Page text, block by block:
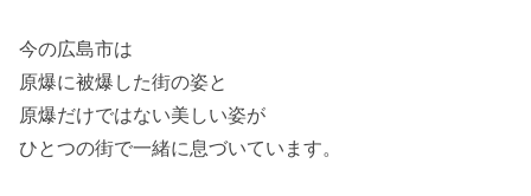
今の広島市は
原爆に被爆した街の姿と
原爆だけではない美しい姿が
ひとつの街で一緒に息づいています。